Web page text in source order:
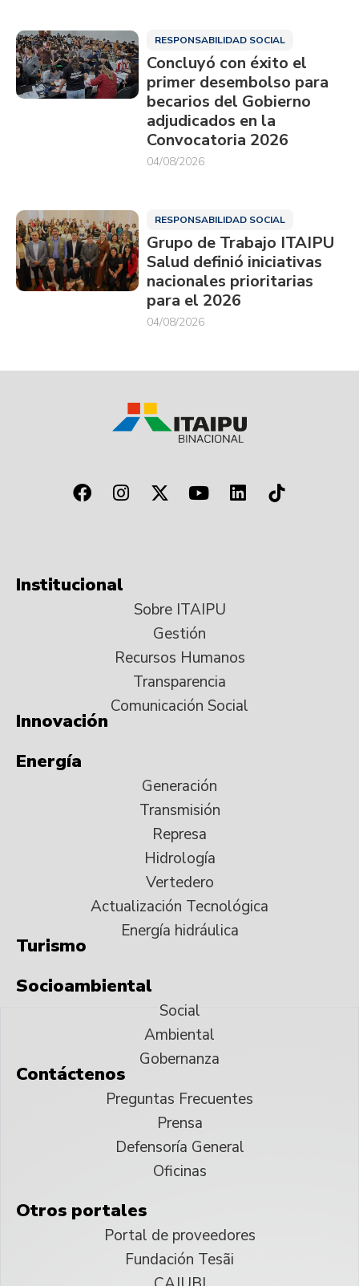
RESPONSABILIDAD SOCIAL
Concluyó con éxito el
primer desembolso para
becarios del Gobierno
adjudicados en la
Convocatoria 2026
04/08/2026
RESPONSABILIDAD SOCIAL
Grupo de Trabajo ITAIPU
Salud definió iniciativas
nacionales prioritarias
para el 2026
04/08/2026
Institucional
Sobre ITAIPU
Gestión
Recursos Humanos
Transparencia
Comunicación Social
Innovación
Energía
Generación
Transmisión
Represa
Hidrología
Vertedero
Actualización Tecnológica
Energía hidráulica
Turismo
Socioambiental
Social
Ambiental
Gobernanza
Contáctenos
Preguntas Frecuentes
Prensa
Defensoría General
Oficinas
Otros portales
Portal de proveedores
Fundación Tesãi